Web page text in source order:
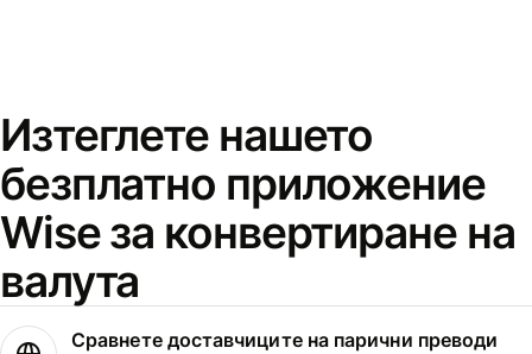
Изтеглете нашето
безплатно приложение
Wise за конвертиране на
валута
Сравнете доставчиците на парични преводи